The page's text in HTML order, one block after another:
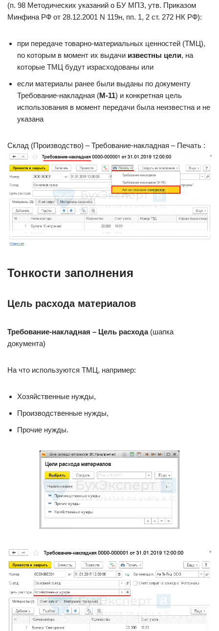
(п. 98 Методических указаний о БУ МПЗ, утв. Приказом
Минфина РФ от 28.12.2001 N 119н, пп. 1, 2 ст. 272 НК РФ):
при передаче товарно-материальных ценностей (ТМЦ),
по которым в момент их выдачи известны цели, на
которые ТМЦ будут израсходованы или
если материалы ранее были выданы по документу
Требование-накладная (М-11) и конкретная цель
использования в момент передачи была неизвестна и не
указана
Склад (Производство) – Требование-накладная – Печать :
Тонкости заполнения
Цель расхода материалов
Требование-накладная – Цель расхода(шапка
документа)
На что используются ТМЦ, например:
Хозяйственные нужды,
Производственные нужды,
Прочие нужды.